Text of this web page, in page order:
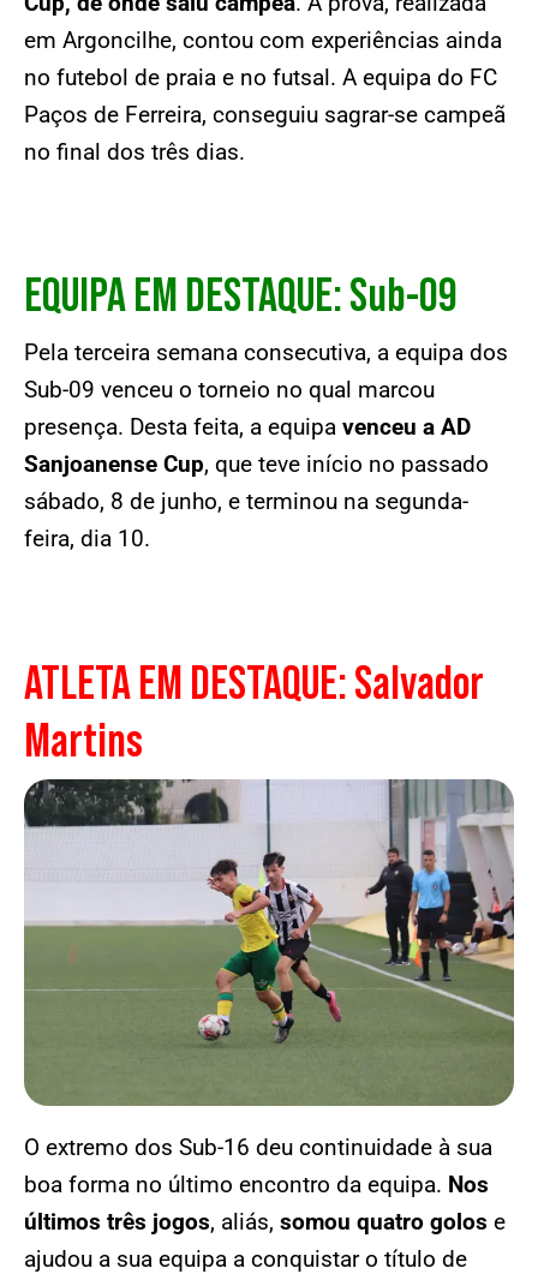
em Argoncilhe, contou com experiências ainda
no futebol de praia e no futsal. A equipa do FC
Paços de Ferreira, conseguiu sagrar-se campeã
no final dos três dias.
EQUIPA EM DESTAQUE: Sub-09
Pela terceira semana consecutiva, a equipa dos
Sub-09 venceu o torneio no qual marcou
presença. Desta feita, a equipa venceu a AD
Sanjoanense Cup, que teve início no passado
sábado, 8 de junho, e terminou na segunda-
feira, dia 10.
ATLETA EM DESTAQUE: Salvador
Martins
O extremo dos Sub-16 deu continuidade à sua
boa forma no último encontro da equipa. Nos
últimos três jogos, aliás, somou quatro golos e
ajudou a sua equipa a conquistar o título de